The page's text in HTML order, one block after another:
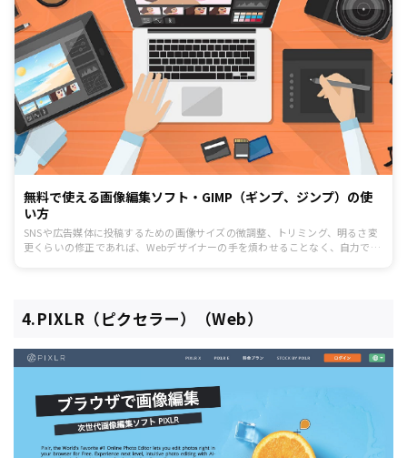
無料で使える画像編集ソフト・GIMP（ギンプ、ジンプ）の使
い方
SNSや広告媒体に投稿するための画像サイズの微調整、トリミング、明るさ変
更くらいの修正であれば、Webデザイナーの手を煩わせることなく、自力で済
4.PIXLR（ピクセラー）（Web）